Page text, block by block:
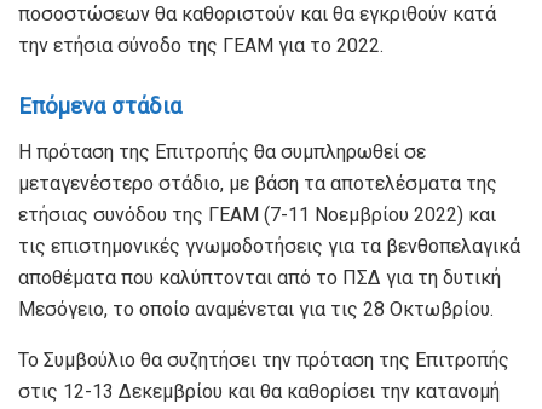
ποσοστώσεων θα καθοριστούν και θα εγκριθούν κατά
την ετήσια σύνοδο της ΓΕΑΜ για το 2022.
Επόμενα στάδια
Η πρόταση της Επιτροπής θα συμπληρωθεί σε
μεταγενέστερο στάδιο, με βάση τα αποτελέσματα της
ετήσιας συνόδου της ΓΕΑΜ (7-11 Νοεμβρίου 2022) και
τις επιστημονικές γνωμοδοτήσεις για τα βενθοπελαγικά
αποθέματα που καλύπτονται από το ΠΣΔ για τη δυτική
Μεσόγειο, το οποίο αναμένεται για τις 28 Οκτωβρίου.
Το Συμβούλιο θα συζητήσει την πρόταση της Επιτροπής
στις 12-13 Δεκεμβρίου και θα καθορίσει την κατανομή